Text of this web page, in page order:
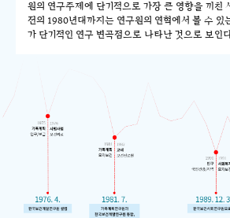
원의 연구주제에 단기적으로 가장 큰 영향을 끼친
전의 1980년대까지는 연구원의 연혁에서 볼 수 있
가 단기적인 연구 변곡점으로 나타난 것으로 보인